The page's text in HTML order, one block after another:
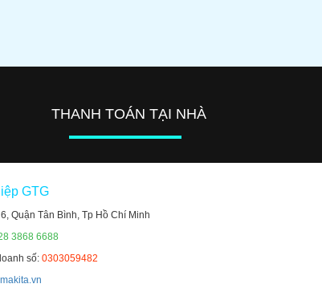
THANH TOÁN TẠI NHÀ
GTG
Quận Tân Bình, Tp Hồ Chí Minh
3868 6688
số:0303059482